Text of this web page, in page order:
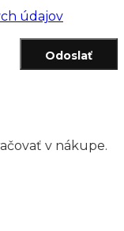
údajov
Odoslať
v nákupe.